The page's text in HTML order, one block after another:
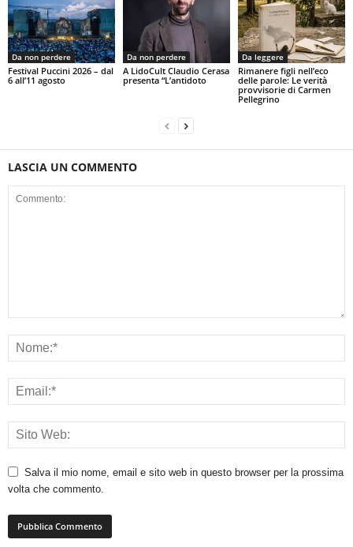
Da non perdere
Festival Puccini 2026 – dal
6 all’11 agosto
Da non perdere
A LidoCult Claudio Cerasa
presenta “L’antidoto
Da leggere
Rimanere figli nell’eco
delle parole: Le verità
provvisorie di Carmen
Pellegrino
LASCIA UN COMMENTO
Salva il mio nome, email e sito web in questo browser per la prossima
volta che commento.